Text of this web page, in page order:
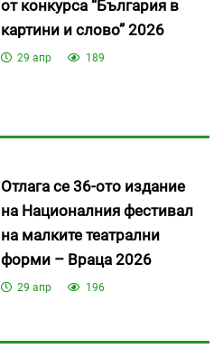
от конкурса “България в
картини и слово” 2026
29 апр 189
Отлага се 36-ото издание
на Националния фестивал
на малките театрални
форми – Враца 2026
29 апр 196